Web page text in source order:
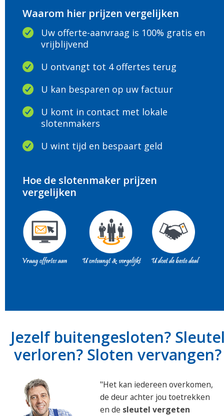
Waarom hier prijzen vergelijken
Uw offerte-aanvraag is 100% gratis en
vrijblijvend
U ontvangt tot 4 offertes terug
U kan besparen op uw factuur
U komt in contact met lokale
slotenmakers
U wint tijd en bespaart geld
Hoe de slotenmaker prijzen
vergelijken
Jezelf buitengesloten?
verloren? Sloten vervangen?
"Het kan iedereen overkomen,
de deur achter jou toetrekken
en de sleutel vergeten